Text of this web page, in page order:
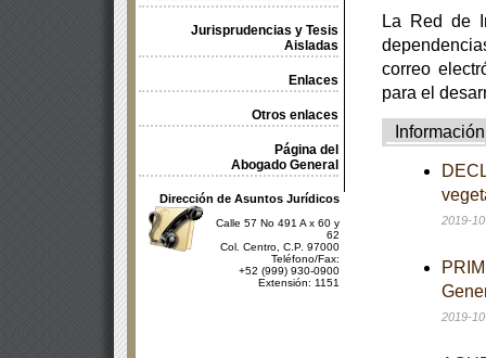
Jurisprudencias y Tesis
Aisladas
Enlaces
Otros enlaces
Página del
Abogado General
Dirección de Asuntos Jurídicos
Calle 57 No 491 A x 60 y
62
Col. Centro, C.P. 97000
Teléfono/Fax:
+52 (999) 930-0900
Extensión: 1151
La Red de
correo
para el
Información
2019-
2019-